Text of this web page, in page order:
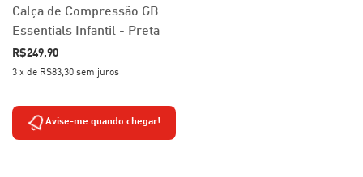
Calça de Compressão GB
Essentials Infantil - Preta
R$249,90
3 x de R$83,30 sem juros
Avise-me quando chegar!